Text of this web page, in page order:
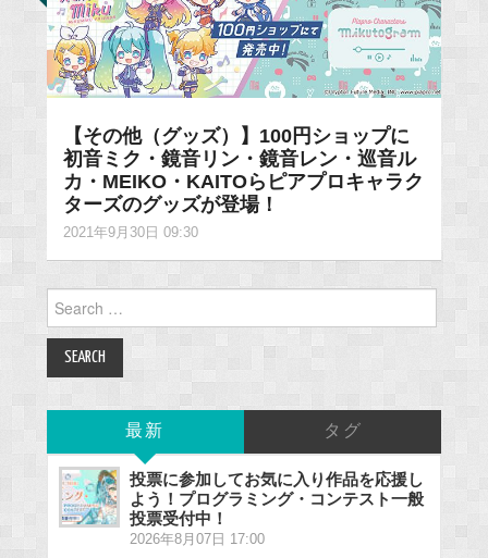
【その他（グッズ）】100円ショップに
初音ミク・鏡音リン・鏡音レン・巡音ル
カ・MEIKO・KAITOらピアプロキャラク
ターズのグッズが登場！
2021年9月30日 09:30
for:
最新 タグ
投票に参加してお気に入り作品を応援し
よう！プログラミング・コンテスト一般
投票受付中！
2026年8月07日 17:00